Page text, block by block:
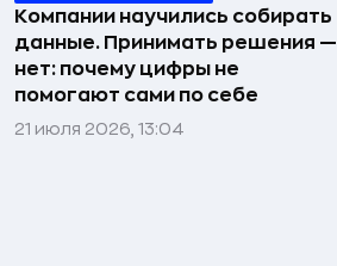
Компании научились собирать
данные. Принимать решения —
нет: почему цифры не
помогают сами по себе
21 июля 2026, 13:04